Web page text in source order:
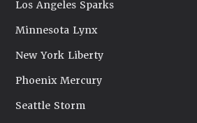
Los Angeles Sparks
Minnesota Lynx
New York Liberty
Phoenix Mercury
Seattle Storm